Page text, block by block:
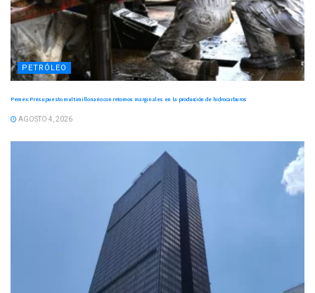
PETRÓLEO
Pemex: Presupuesto multimillonario con retornos marginales en la producción de hidrocarburos
AGOSTO 4, 2026